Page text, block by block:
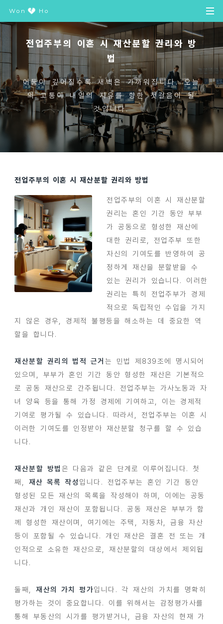
Won Ho
전업주부의 이혼 시 재산분할 권리와 방
법
어둠이 깊어질수록 새벽은 가까워집니다. 오늘
의 고통이 내일의 자유를 향한 첫걸음이 될
것입니다.
전업주부의 이혼 시 재산분할 권리와 방법
전업주부의 이혼 시 재산분할
권리는 혼인 기간 동안 부부
가 공동으로 형성한 재산에
대한 권리로, 전업주부 또한
자신의 기여도를 반영하여 공
정하게 재산을 분할받을 수
있는 권리가 있습니다. 이러한
권리는 특히 전업주부가 경제
적으로 독립적인 수입을 가지
지 않은 경우, 경제적 불평등을 해소하는 데 중요한 역
할을 합니다.
재산분할 권리의 법적 근거 는 민법 제839조에 명시되어
있으며, 부부가 혼인 기간 동안 형성한 재산은 기본적으
로 공동 재산으로 간주됩니다. 전업주부는 가사노동과 자
녀 양육 등을 통해 가정 경제에 기여하고, 이는 경제적
기여로 평가될 수 있습니다. 따라서, 전업주부는 이혼 시
이러한 기여도를 인정받아 재산분할 청구를 할 수 있습
니다.
재산분할 방법 은 다음과 같은 단계로 이루어집니다. 첫
째, 재산 목록 작성 입니다. 전업주부는 혼인 기간 동안
형성된 모든 재산의 목록을 작성해야 하며, 이에는 공동
재산과 개인 재산이 포함됩니다. 공동 재산은 부부가 함
께 형성한 재산이며, 여기에는 주택, 자동차, 금융 자산
등이 포함될 수 있습니다. 개인 재산은 결혼 전 또는 개
인적으로 소유한 재산으로, 재산분할의 대상에서 제외됩
니다.
둘째,재산의 가치 평가입니다. 각 재산의 가치를 명확히
평가하는 것이 중요합니다. 이를 위해서는 감정평가사를
통해 부동산의 시가를 평가받거나, 금융 자산의 현재 가